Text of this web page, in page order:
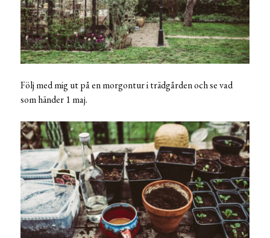
Följ med mig ut på en morgontur i trädgården och se vad
som händer 1 maj.